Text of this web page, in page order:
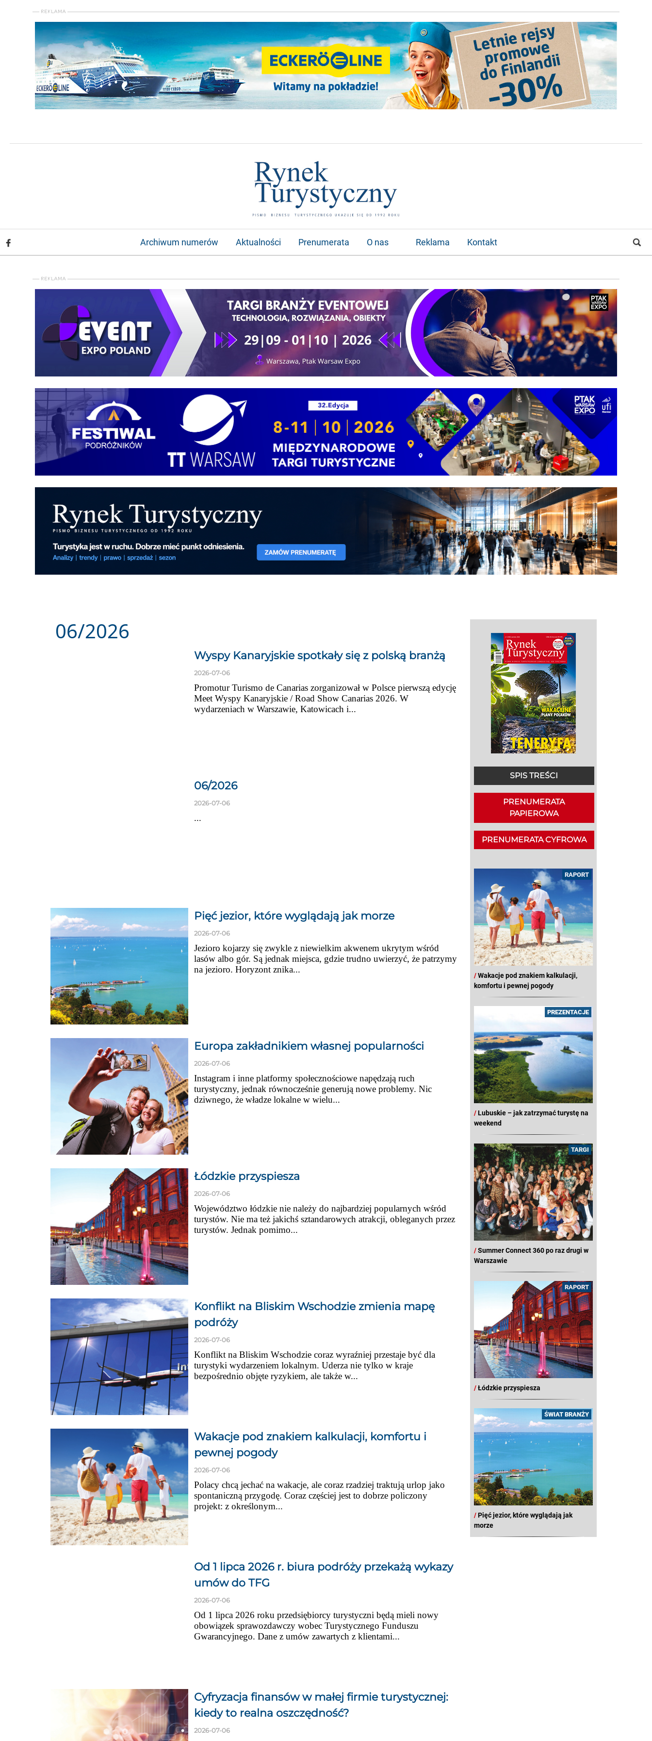
Archiwum numerów Aktualności Prenumerata O nas Reklama Kontakt
06/2026
Wyspy Kanaryjskie spotkały się z polską branżą
2026-07-06
Promotur Turismo de Canarias zorganizował w Polsce pierwszą edycję
Meet Wyspy Kanaryjskie / Road Show Canarias 2026. W
wydarzeniach w Warszawie, Katowicach i...
06/2026
2026-07-06
...
Pięć jezior, które wyglądają jak morze
2026-07-06
Jezioro kojarzy się zwykle z niewielkim akwenem ukrytym wśród
lasów albo gór. Są jednak miejsca, gdzie trudno uwierzyć, że patrzymy
na jezioro. Horyzont znika...
Europa zakładnikiem własnej popularności
2026-07-06
Instagram i inne platformy społecznościowe napędzają ruch
turystyczny, jednak równocześnie generują nowe problemy. Nic
dziwnego, że władze lokalne w wielu...
Łódzkie przyspiesza
2026-07-06
Województwo łódzkie nie należy do najbardziej popularnych wśród
turystów. Nie ma też jakichś sztandarowych atrakcji, obleganych przez
turystów. Jednak pomimo...
Konflikt na Bliskim Wschodzie zmienia mapę
podróży
2026-07-06
Konflikt na Bliskim Wschodzie coraz wyraźniej przestaje być dla
turystyki wydarzeniem lokalnym. Uderza nie tylko w kraje
bezpośrednio objęte ryzykiem, ale także w...
Wakacje pod znakiem kalkulacji, komfortu i
pewnej pogody
2026-07-06
Polacy chcą jechać na wakacje, ale coraz rzadziej traktują urlop jako
spontaniczną przygodę. Coraz częściej jest to dobrze policzony
projekt: z określonym...
Od 1 lipca 2026 r. biura podróży przekażą wykazy
umów do TFG
2026-07-06
Od 1 lipca 2026 roku przedsiębiorcy turystyczni będą mieli nowy
obowiązek sprawozdawczy wobec Turystycznego Funduszu
Gwarancyjnego. Dane z umów zawartych z klientami...
Cyfryzacja finansów w małej firmie turystycznej:
kiedy to realna oszczędność?
2026-07-06
SPIS TREŚCI
PRENUMERATA
PAPIEROWA
PRENUMERATA CYFROWA
RAPORT
/Wakacje pod znakiem kalkulacji,
komfortu i pewnej pogody
PREZENTACJE
/Lubuskie – jak zatrzymać turystę na
weekend
TARGI
/Summer Connect 360 po raz drugi w
Warszawie
RAPORT
/Łódzkie przyspiesza
ŚWIAT BRANŻY
/Pięć jezior, które wyglądają jak
morze